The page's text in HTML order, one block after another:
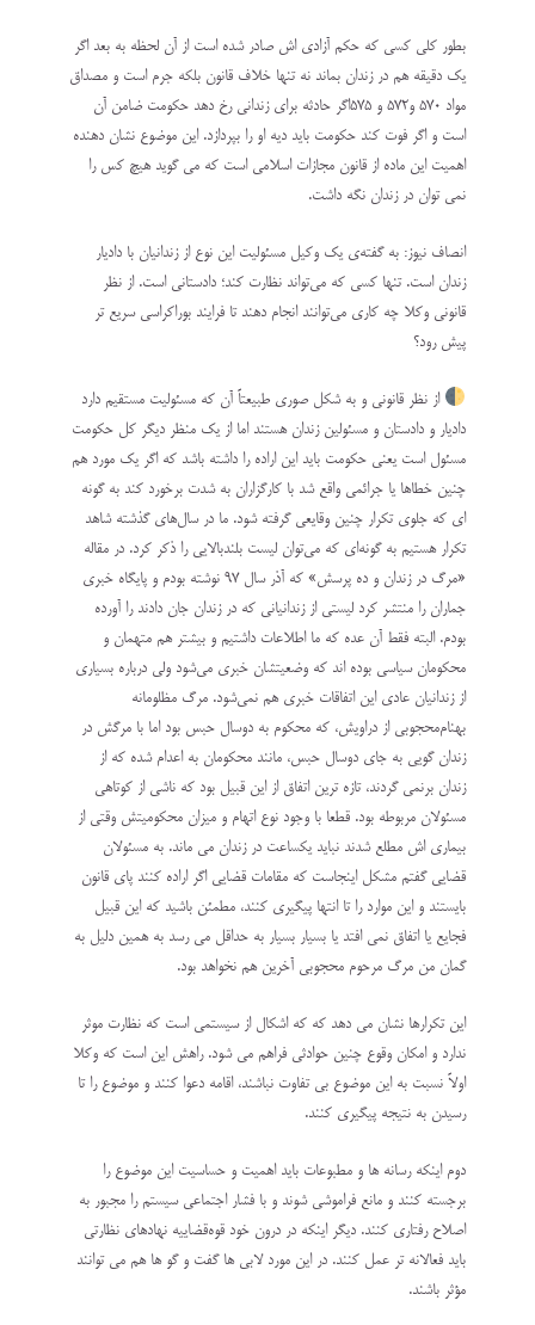
بطور کلی کسی که حکم آزادی اش صادر شده است از آن لحظه به بعد اگر
یک دقیقه هم در زندان بماند نه تنها خلاف قانون بلکه جرم است و مصداق
مواد ۵۷۰ و۵۷۲ و ۵۷۵اگر حادثه برای زندانی رخ دهد حکومت ضامن آن
است و اگر فوت کند حکومت باید دیه او را بپردازد. این موضوع نشان دهنده
اهمیت این ماده از قانون مجازات اسلامی است که می گوید هیچ کس را
نمی توان در زندان نگه داشت.
انصاف نیوز: به گفته‌ی یک وکیل مسئولیت این نوع از زندانیان با دادیار
زندان است. تنها کسی که می‌تواند نظارت کند؛ دادستانی است. از نظر
قانونی وکلا چه کاری می‌توانند انجام دهند تا فرایند بوراکراسی سریع تر
پیش رود؟
از نظر قانونی و به شکل صوری طبیعتاً آن که مسئولیت مستقیم دارد
دادیار و دادستان و مسئولین زندان هستند اما از یک منظر دیگر کل حکومت
مسئول است یعنی حکومت باید این اراده را داشته باشد که اگر یک مورد هم
چنین خطاها یا جرائمی واقع شد با کارگزاران به شدت برخورد کند به گونه
ای که جلوی تکرار چنین وقایعی گرفته شود. ما در سال‌های گذشته شاهد
تکرار هستیم به گونه‌ای که می‌توان لیست بلندبالایی را ذکر کرد. در مقاله
«مرگ در زندان و ده پرسش» که آذر سال ۹۷ نوشته بودم و پایگاه خبری
جماران را منتشر کرد لیستی از زندانیانی که در زندان جان دادند را آورده
بودم. البته فقط آن عده که ما اطلاعات داشتیم و بیشتر هم متهمان و
محکومان سیاسی بوده اند که وضعیتشان خبری می‌شود ولی درباره بسیاری
از زندانیان عادی این اتفاقات خبری هم نمی‌شود. مرگ مظلومانه
بهنام‌محجوبی از دراویش، که محکوم به دوسال حبس بود اما با مرگش در
زندان گویی به جای دوسال حبس، مانند محکومان به اعدام شده که از
زندان برنمی گردند، تازه ترین اتفاق از این قبیل بود که ناشی از کوتاهی
مسئولان مربوطه بود. قطعا با وجود نوع اتهام و میزان محکومیتش وقتی از
بیماری اش مطلع شدند نباید یکساعت در زندان می ماند. به مسئولان
قضایی گفتم مشکل اینجاست که مقامات قضایی اگر اراده کنند پای قانون
بایستند و این موارد را تا انتها پیگیری کنند، مطمئن باشید که این قبیل
فجایع یا اتفاق نمی افتد یا بسیار بسیار به حداقل می رسد‌ به همین دلیل به
گمان من مرگ مرحوم محجوبی آخرین هم نخواهد بود.
این تکرارها نشان می دهد که که اشکال از سیستمی است که نظارت موثر
ندارد و امکان وقوع چنین حوادثی فراهم می شود. راهش این است که وکلا
اولاً نسبت به این موضوع بی تفاوت نباشند، اقامه دعوا کنند و موضوع را تا
رسیدن به نتیجه پیگیری کنند.
دوم اینکه رسانه ها و مطبوعات باید اهمیت و حساسیت این موضوع را
برجسته کنند و مانع فراموشی شوند و با فشار اجتماعی سیستم را مجبور به
اصلاح رفتاری کنند. دیگر اینکه در درون خود قوه‌قضاییه نهادهای نظارتی
باید فعالانه تر عمل کنند. در این مورد لابی ها گفت و گو ها هم می توانند
مؤثر باشند.